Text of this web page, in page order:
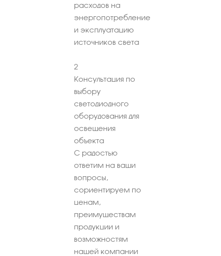
расходов на
энергопотребление
и эксплуатацию
источников света
2
Консультация по
выбору
светодиодного
оборудования для
освещения
объекта
С радостью
ответим на ваши
вопросы,
сориентируем по
ценам,
преимуществам
продукции и
возможностям
нашей компании